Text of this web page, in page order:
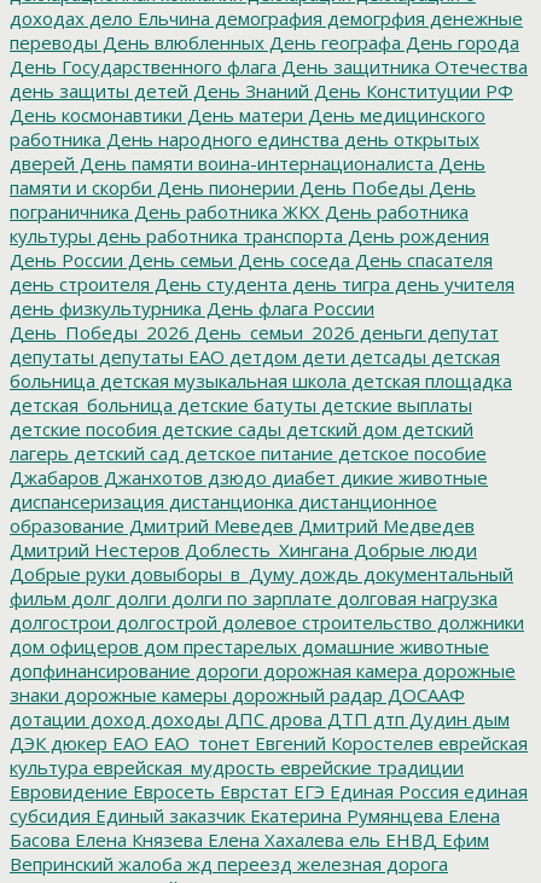
доходах дело Ельчина демография демогрфия денежные
переводы День влюбленных День географа День города
День Государственного флага День защитника Отечества
день защиты детей День Знаний День Конституции РФ
День космонавтики День матери День медицинского
работника День народного единства день открытых
дверей День памяти воина-интернационалиста День
памяти и скорби День пионерии День Победы День
пограничника День работника ЖКХ День работника
культуры день работника транспорта День рождения
День России День семьи День соседа День спасателя
день строителя День студента день тигра день учителя
день физкультурника День флага России
День_Победы_2026 День_семьи_2026 деньги депутат
депутаты депутаты ЕАО детдом дети детсады детская
больница детская музыкальная школа детская площадка
детская_больница детские батуты детские выплаты
детские пособия детские сады детский дом детский
лагерь детский сад детское питание детское пособие
Джабаров Джанхотов дзюдо диабет дикие животные
диспансеризация дистанционка дистанционное
образование Дмитрий Меведев Дмитрий Медведев
Дмитрий Нестеров Доблесть_Хингана Добрые люди
Добрые руки довыборы_в_Думу дождь документальный
фильм долг долги долги по зарплате долговая нагрузка
долгострои долгострой долевое строительство должники
дом офицеров дом престарелых домашние животные
допфинансирование дороги дорожная камера дорожные
знаки дорожные камеры дорожный радар ДОСААФ
дотации доход доходы ДПС дрова ДТП дтп Дудин дым
ДЭК дюкер ЕАО ЕАО_тонет Евгений Коростелев еврейская
культура еврейская_мудрость еврейские традиции
Евровидение Евросеть Еврстат ЕГЭ Единая Россия единая
субсидия Единый заказчик Екатерина Румянцева Елена
Басова Елена Князева Елена Хахалева ель ЕНВД Ефим
Вепринский жалоба жд переезд железная дорога